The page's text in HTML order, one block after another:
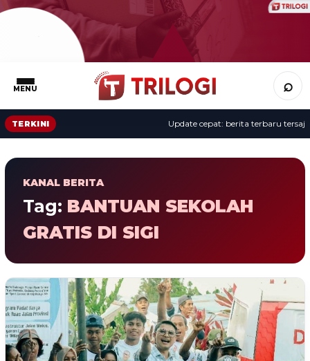
MENU ⌕
TERKINI Update cepat: berita terbaru tersaji
KANAL BERITA
Tag: BANTUAN SEKOLAH
GRATIS DI SIGI